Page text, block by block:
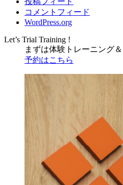
コメントフィード
WordPress.org
Let’s Trial Training !
まずは体験トレーニング＆
予約はこちら